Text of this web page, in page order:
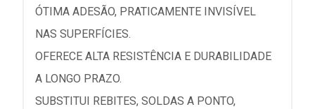
ÓTIMA ADESÃO, PRATICAMENTE INVISÍVEL
NAS SUPERFÍCIES.
OFERECE ALTA RESISTÊNCIA E DURABILIDADE
A LONGO PRAZO.
SUBSTITUI REBITES, SOLDAS A PONTO,